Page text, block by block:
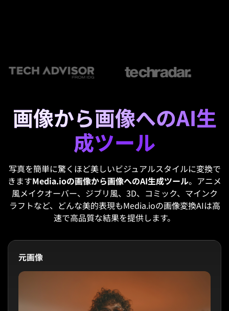
画像から画像へのAI生
成ツール
写真を簡単に驚くほど美しいビジュアルスタイルに変換で
きますMedia.ioの画像から画像へのAI生成ツール。アニメ
風メイクオーバー、ジブリ風、3D、コミック、マインク
ラフトなど、どんな美的表現もMedia.ioの画像変換AIは高
速で高品質な結果を提供します。
元画像